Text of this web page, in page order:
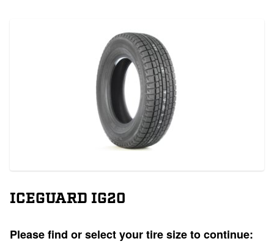
ICEGUARD IG20
Please find or select your tire size to continue: